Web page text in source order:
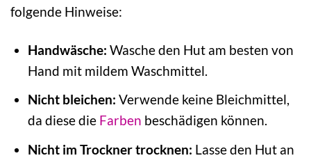
folgende Hinweise:
Handwäsche: Wasche den Hut am besten von
Hand mit mildem Waschmittel.
Nicht bleichen: Verwende keine Bleichmittel,
da diese die Farben beschädigen können.
Nicht im Trockner trocknen: Lasse den Hut an